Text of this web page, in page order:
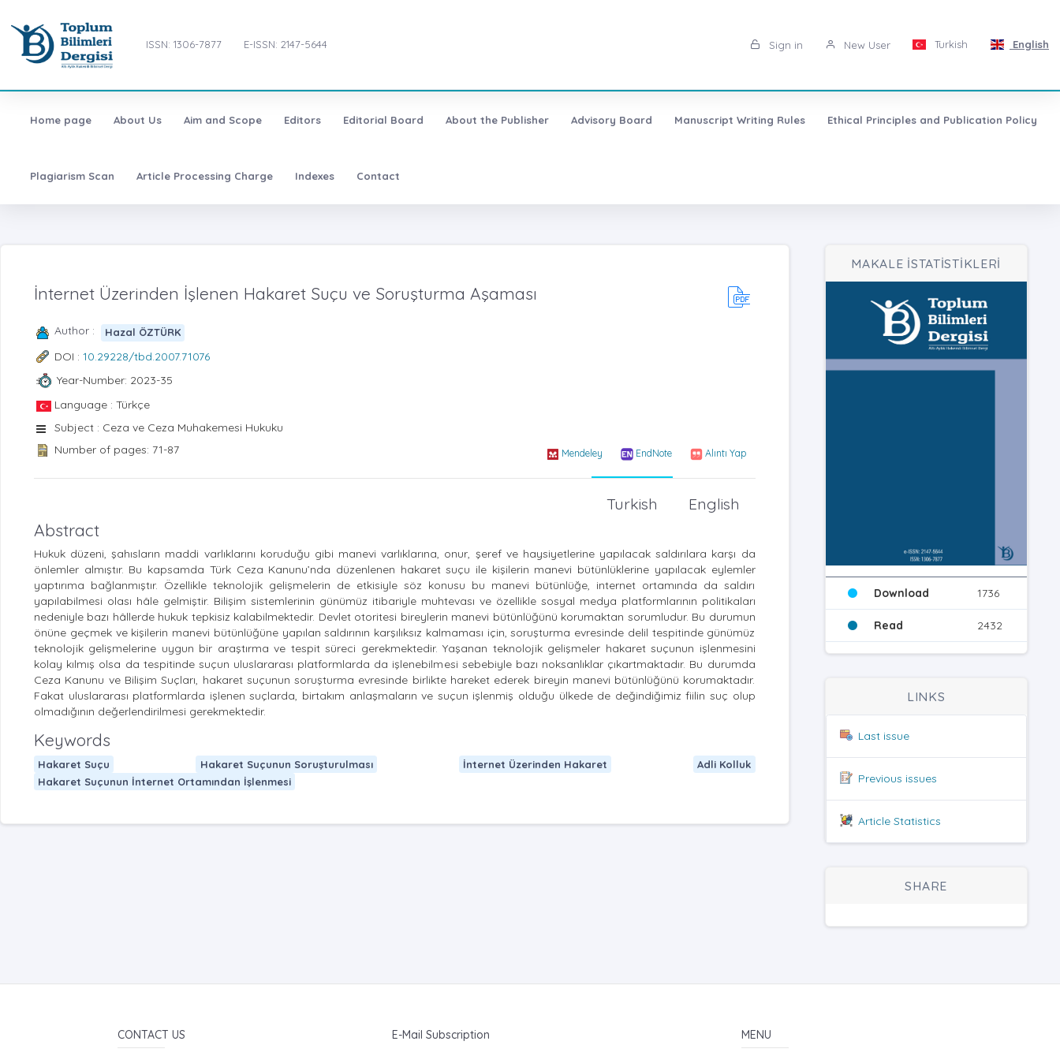
ISSN: 1306-7877 E-ISSN: 2147-5644 Sign in New User Turkish English
Home page About Us Aim and Scope Editors Editorial Board About the Publisher Advisory Board Manuscript Writing Rules Ethical Principles and Publication Policy
Plagiarism Scan Article Processing Charge Indexes Contact
İnternet Üzerinden İşlenen Hakaret Suçu ve Soruşturma Aşaması
Author : Hazal ÖZTÜRK
DOI : 10.29228/tbd.2007.71076
Year-Number: 2023-35
Language : Türkçe
Subject : Ceza ve Ceza Muhakemesi Hukuku
Number of pages: 71-87
Mendeley EndNote Alıntı Yap
English
Turkish
Abstract
Hukuk düzeni, şahısların maddi varlıklarını koruduğu gibi manevi varlıklarına, onur, şeref ve haysiyetlerine yapılacak saldırılara karşı da
önlemler almıştır. Bu kapsamda Türk Ceza Kanunu’nda düzenlenen hakaret suçu ile kişilerin manevi bütünlüklerine yapılacak eylemler
yaptırıma bağlanmıştır. Özellikle teknolojik gelişmelerin de etkisiyle söz konusu bu manevi bütünlüğe, internet ortamında da saldırı
yapılabilmesi olası hâle gelmiştir. Bilişim sistemlerinin günümüz itibariyle muhtevası ve özellikle sosyal medya platformlarının politikaları
nedeniyle bazı hâllerde hukuk tepkisiz kalabilmektedir. Devlet otoritesi bireylerin manevi bütünlüğünü korumaktan sorumludur. Bu durumun
önüne geçmek ve kişilerin manevi bütünlüğüne yapılan saldırının karşılıksız kalmaması için, soruşturma evresinde delil tespitinde günümüz
teknolojik gelişmelerine uygun bir araştırma ve tespit süreci gerekmektedir. Yaşanan teknolojik gelişmeler hakaret suçunun işlenmesini
kolay kılmış olsa da tespitinde suçun uluslararası platformlarda da işlenebilmesi sebebiyle bazı noksanlıklar çıkartmaktadır. Bu durumda
Ceza Kanunu ve Bilişim Suçları, hakaret suçunun soruşturma evresinde birlikte hareket ederek bireyin manevi bütünlüğünü korumaktadır.
Fakat uluslararası platformlarda işlenen suçlarda, birtakım anlaşmaların ve suçun işlenmiş olduğu ülkede de değindiğimiz fiilin suç olup
olmadığının değerlendirilmesi gerekmektedir.
Keywords
Hakaret Suçu Hakaret Suçunun Soruşturulması İnternet Üzerinden Hakaret
Adli Kolluk
Hakaret Suçunun İnternet Ortamından İşlenmesi
MAKALE İSTATİSTİKLERİ
Download 1736
Read 2432
LINKS
Last issue
Previous issues
Article Statistics
SHARE
CONTACT US E-Mail Subscription MENU